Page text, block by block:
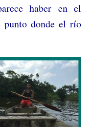
haber en el
punto donde el río